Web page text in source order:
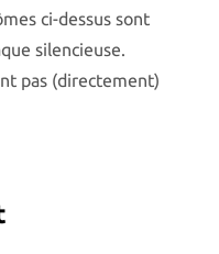
ci-dessus sont
silencieuse.
pas (directement)